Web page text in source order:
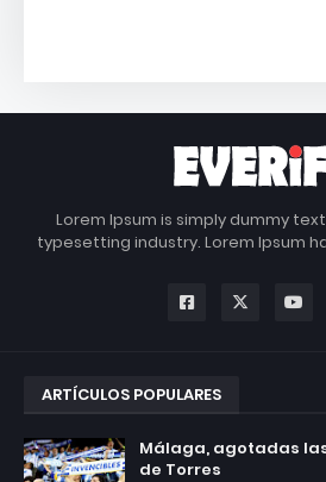
Lorem Ipsum is simply dummy
typesetting industry. Lorem Ipsum
ARTÍCULOS POPULARES
Málaga, agotadas
de Torres